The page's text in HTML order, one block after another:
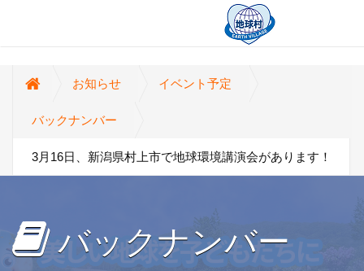
お知らせ イベント予定
バックナンバー
3月16日、新潟県村上市で地球環境講演会があります！
バックナンバー